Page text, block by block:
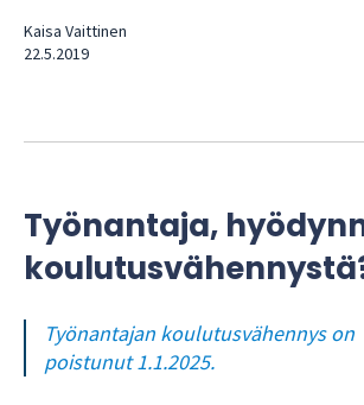
Kaisa Vaittinen
22.5.2019
Työnantaja,
Työnantajan koulutusvähennys on
poistunut 1.1.2025.